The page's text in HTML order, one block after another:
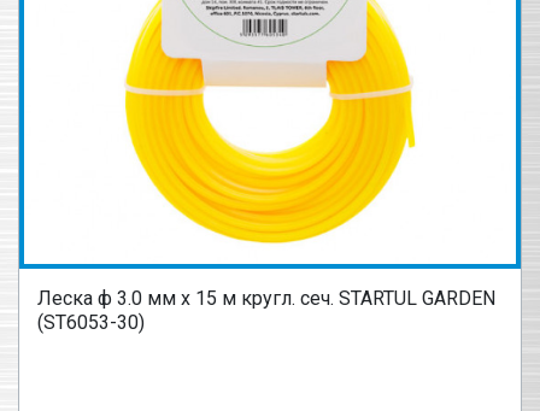
Леска ф 3.0 мм х 15 м кругл. сеч. STARTUL GARDEN
(ST6053-30)